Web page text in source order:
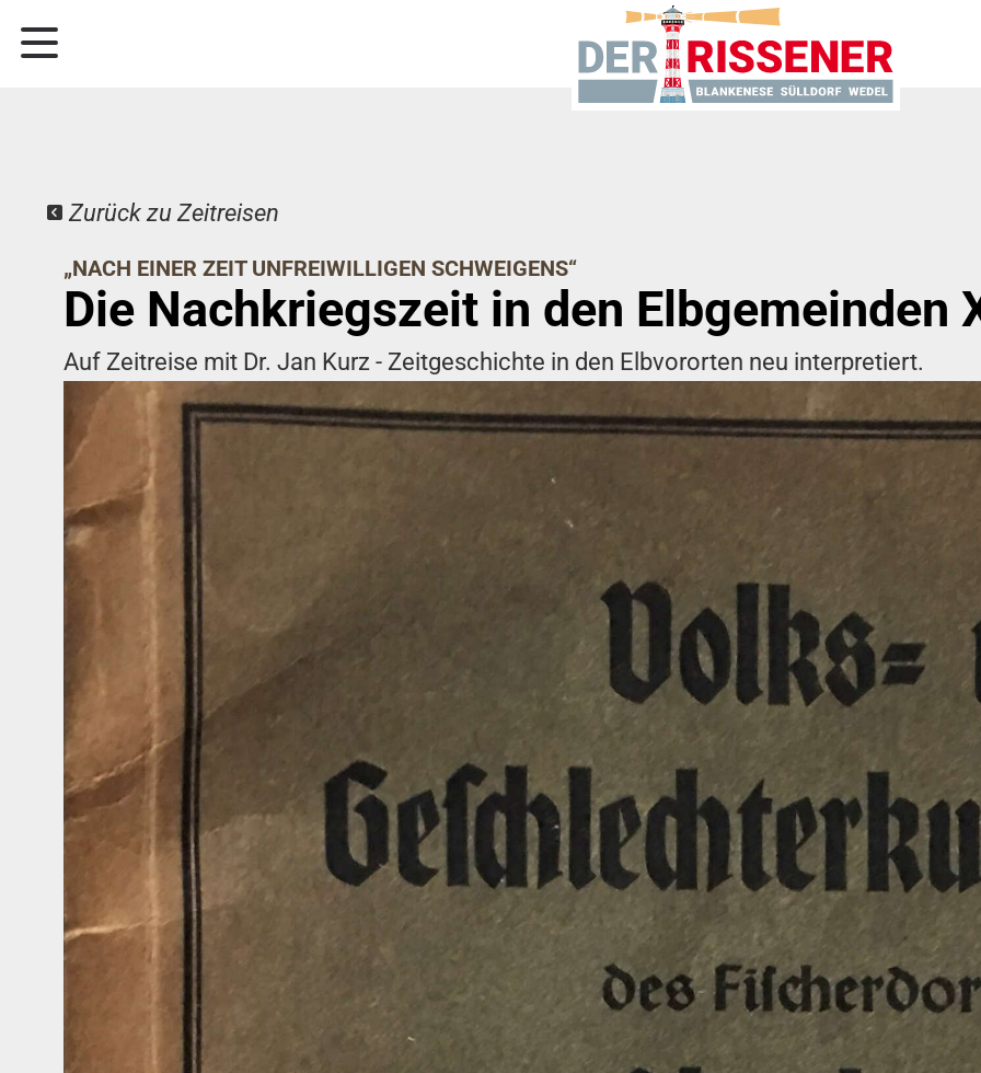
Zurück zu Zeitreisen
„NACH EINER ZEIT UNFREIWILLIGEN SCHWEIGENS“
Die Nachkriegszeit in den Elbgemeinden
Auf Zeitreise mit Dr. Jan Kurz - Zeitgeschichte in den Elbvororten neu interpretiert.